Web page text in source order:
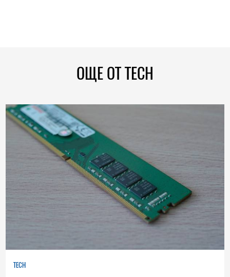
ОЩЕ ОТ TECH
TECH